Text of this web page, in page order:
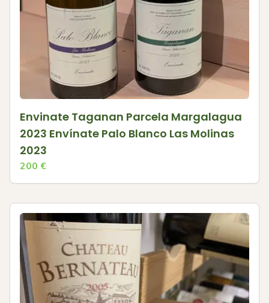
Envinate Taganan Parcela Margalagua
2023 Envínate Palo Blanco Las Molinas
2023
200 €